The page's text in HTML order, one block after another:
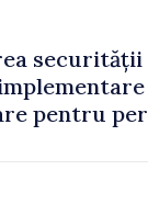
securității
pentru